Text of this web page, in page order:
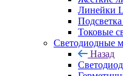
Линейки
Токовые
Светодиодные
Назад